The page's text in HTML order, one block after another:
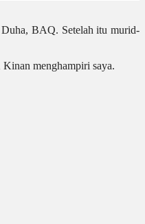
Duha, BAQ. Setelah itu murid-
menghampiri saya.